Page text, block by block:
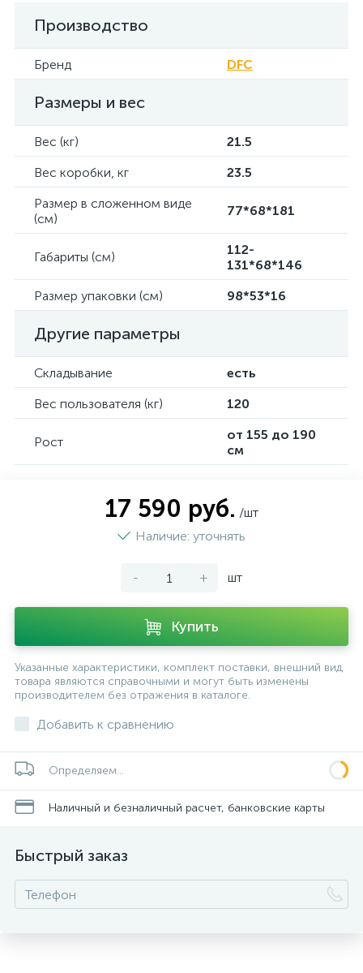
Производство
Бренд DFC
Размеры и вес
Вес (кг)
21.5
Вес коробки, кг
23.5
Размер в сложенном виде
(см)
77*68*181
Габариты (см)
112-
131*68*146
Размер упаковки (см)
98*53*16
Другие параметры
Складывание
есть
Вес пользователя (кг)
120
Рост
от 155 до 190
см
17 590 руб. /шт
Наличие: уточнять
- + шт
Купить
Указанные характеристики, комплект поставки, внешний вид
товара являются справочными и могут быть изменены
производителем без отражения в каталоге.
Добавить к сравнению
Определяем...
Наличный и безналичный расчет, банковские карты
Быстрый заказ